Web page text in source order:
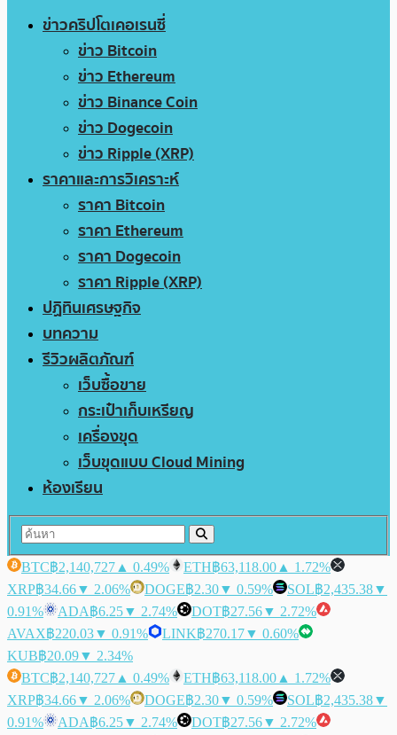
ข่าวคริปโตเคอเรนซี่
ข่าว Bitcoin
ข่าว Ethereum
ข่าว Binance Coin
ข่าว Dogecoin
ข่าว Ripple (XRP)
ราคาและการวิเคราะห์
ราคา Bitcoin
ราคา Ethereum
ราคา Dogecoin
ราคา Ripple (XRP)
ปฏิทินเศรษฐกิจ
บทความ
รีวิวผลิตภัณฑ์
เว็บซื้อขาย
กระเป๋าเก็บเหรียญ
เครื่องขุด
เว็บขุดแบบ Cloud Mining
ห้องเรียน
BTC฿2,140,727 ▲ 0.49% ETH฿63,118.00 ▲ 1.72%
XRP฿34.66▼ 2.06% DOGE฿2.30▼ 0.59% SOL฿2,435.38▼
0.91%
ADA฿6.25▼ 2.74% DOT฿27.56▼ 2.72%
AVAX฿220.03▼ 0.91% LINK฿270.17▼ 0.60%
KUB฿20.09▼ 2.34%
BTC฿2,140,727 ▲ 0.49% ETH฿63,118.00 ▲ 1.72%
XRP฿34.66▼ 2.06% DOGE฿2.30▼ 0.59% SOL฿2,435.38▼
0.91%
ADA฿6.25▼ 2.74% DOT฿27.56▼ 2.72%